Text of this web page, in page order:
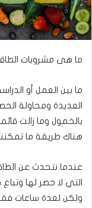
ما هى مشروبات
ما بين العمل أو
العديدة ومحاولة
بالخمول وما زالت
هناك طريقة ما
عندما نتحدث عن
التي لا حصر لها
ولكن لعدة ساعات